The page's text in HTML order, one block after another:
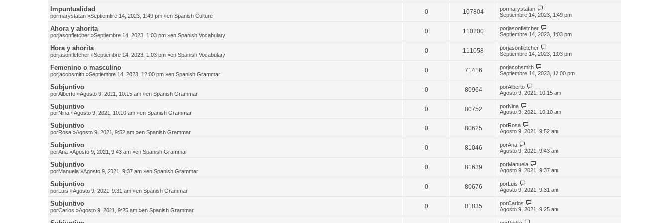
Impuntualidad
pormarystatan »Septiembre 14, 2023, 1:49 pm »en Spanish Culture
0 107804 pormarystatan
Septiembre 14, 2023, 1:49 pm
Ahora y ahorita
porjasonfletcher »Septiembre 14, 2023, 1:03 pm »en Spanish Vocabulary
0 110200 porjasonfletcher
Septiembre 14, 2023, 1:03 pm
Hora y ahorita
porjasonfletcher »Septiembre 14, 2023, 1:03 pm »en Spanish Vocabulary
0 111058 porjasonfletcher
Septiembre 14, 2023, 1:03 pm
Femenino o masculino
porjacobsmith »Septiembre 14, 2023, 12:00 pm »en Spanish Grammar
0 71416 porjacobsmith
Septiembre 14, 2023, 12:00 pm
Subjuntivo
porAlberto »Agosto 9, 2021, 10:15 am »en Spanish Grammar
0 80964 porAlberto
Agosto 9, 2021, 10:15 am
Subjuntivo
porNina »Agosto 9, 2021, 10:10 am »en Spanish Grammar
0 80752 porNina
Agosto 9, 2021, 10:10 am
Subjuntivo
porRosa »Agosto 9, 2021, 9:52 am »en Spanish Grammar
0 80625 porRosa
Agosto 9, 2021, 9:52 am
Subjuntivo
porAna »Agosto 9, 2021, 9:43 am »en Spanish Grammar
0 81046 porAna
Agosto 9, 2021, 9:43 am
Subjuntivo
porManuela »Agosto 9, 2021, 9:37 am »en Spanish Grammar
0 81639 porManuela
Agosto 9, 2021, 9:37 am
Subjuntivo
porLuis »Agosto 9, 2021, 9:31 am »en Spanish Grammar
0 80676 porLuis
Agosto 9, 2021, 9:31 am
Subjuntivo
porCarlos »Agosto 9, 2021, 9:25 am »en Spanish Grammar
0 81835 porCarlos
Agosto 9, 2021, 9:25 am